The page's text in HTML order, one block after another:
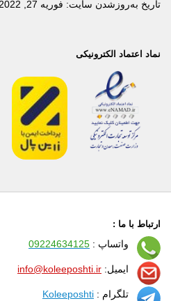
تاریخ به‌روزشدن سایت: فوریه 27, 2022
نماد اعتماد الکترونیکی
ارتباط با ما :
واتساپ : 09224634125
ایمیل: info@koleeposhti.ir
تلگرام : Koleeposhti